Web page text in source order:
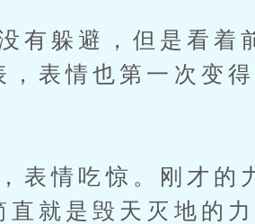
躲避，但是看着
表情也第一次变
情吃惊。刚才的
就是毁天灭地的力